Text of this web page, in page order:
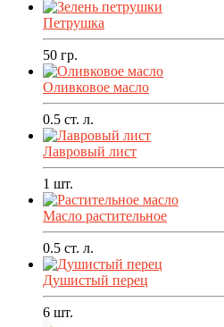
Петрушка
50 гр.
Оливковое масло
0.5 ст. л.
Лавровый лист
1 шт.
Масло растительное
0.5 ст. л.
Душистый перец
6 шт.